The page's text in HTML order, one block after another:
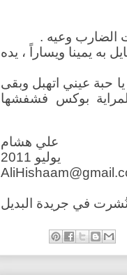
الضارب وعيه .
به يمينا ويساراً ، يده
يا حبة عيني اتهبل وبقى
بوكس فشفشها
علي هشام
يوليو 2011